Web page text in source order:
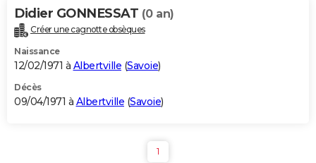
Didier GONNESSAT (0 an)
Créer une cagnotte obsèques
Naissance
12/02/1971 à Albertville (Savoie)
Décès
09/04/1971 à Albertville (Savoie)
1